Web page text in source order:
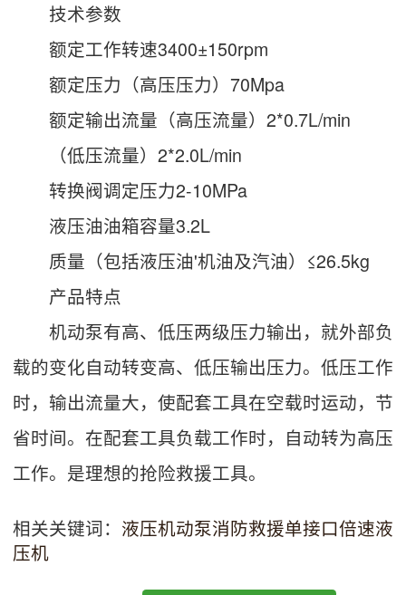
技术参数
额定工作转速3400±150rpm
额定压力（高压压力）70Mpa
额定输出流量（高压流量）2*0.7L/min
（低压流量）2*2.0L/min
转换阀调定压力2-10MPa
液压油油箱容量3.2L
质量（包括液压油'机油及汽油）≤26.5kg
产品特点
机动泵有高、低压两级压力输出，就外部负
载的变化自动转变高、低压输出压力。低压工作
时，输出流量大，使配套工具在空载时运动，节
省时间。在配套工具负载工作时，自动转为高压
工作。是理想的抢险救援工具。
相关关键词： 液压机动泵消防救援单接口倍速液
压机